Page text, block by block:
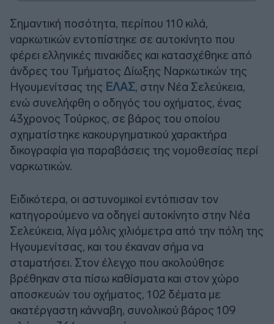
Σημαντική ποσότητα, περίπου 110 κιλά,
ναρκωτικών εντοπίστηκε σε αυτοκίνητο που
φέρει ελληνικές πινακίδες και κατασχέθηκε από
άνδρες του Τμήματος Δίωξης Ναρκωτικών της
Ηγουμενίτσας της ΕΛΑΣ, στην Νέα Σελεύκεια,
ενώ συνελήφθη ο οδηγός του οχήματος, ένας
43χρονος Τούρκος, σε βάρος του οποίου
σχηματίστηκε κακουργηματικού χαρακτήρα
δικογραφία για παραβάσεις της νομοθεσίας περί
ναρκωτικών.
Ειδικότερα, οι αστυνομικοί εντόπισαν τον
κατηγορούμενο να οδηγεί αυτοκίνητο στην Νέα
Σελεύκεια, λίγα μόλις χιλιόμετρα από την πόλη της
Ηγουμενίτσας, και του έκαναν σήμα να
σταματήσει. Στον έλεγχο που ακολούθησε
βρέθηκαν στα πίσω καθίσματα και στον χώρο
αποσκευών του οχήματος, 102 δέματα με
ακατέργαστη κάνναβη, συνολικού βάρος 109